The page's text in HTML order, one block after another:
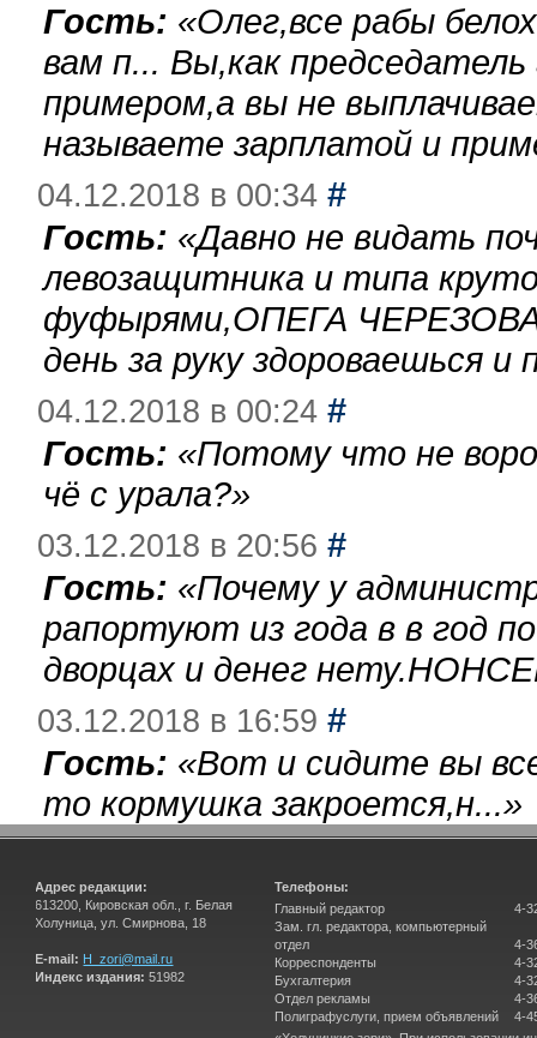
Гость: «Олег,все рабы
вам п... Вы,как
примером,а вы не
называете зарплатой и
04.12.2018 в 00:34 #
Гость: «Давно не видать
левозащитника и типа
фуфырями,ОПЕГА
день за руку здороваешься
04.12.2018 в 00:24 #
Гость: «Потому что не
чё с урала?»
03.12.2018 в 20:56 #
Гость: «Почему у
рапортуют из года в в год
дворцах и денег
03.12.2018 в 16:59 #
Гость: «Вот и сидите вы
то кормушка закроется,н...»
Адрес редакции:
613200, Кировская обл., г. Белая
Холуница, ул. Смирнова, 18
E-mail: H_zori@mail.ru
Индекс издания: 51982
Телефоны:
Главный редактор
Зам. гл. редактора, компьютерный
отдел
Корреспонденты
Бухгалтерия
Отдел рекламы
Полиграфуслуги, прием объявлений
4-
4-
4-
4-
4-
4-